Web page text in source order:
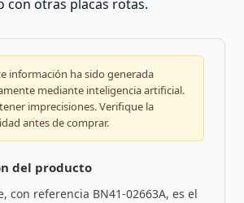
con otras placas rotas.
información ha sido generada
mediante inteligencia artificial.
imprecisiones. Verifique la
antes de comprar.
del producto
con referencia BN41-02663A, es el